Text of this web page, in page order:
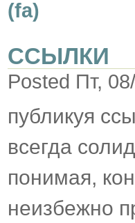
(fa)
ССЫЛКИ
Posted Пт,
публикуя
всегда
понимая,
неизбежно